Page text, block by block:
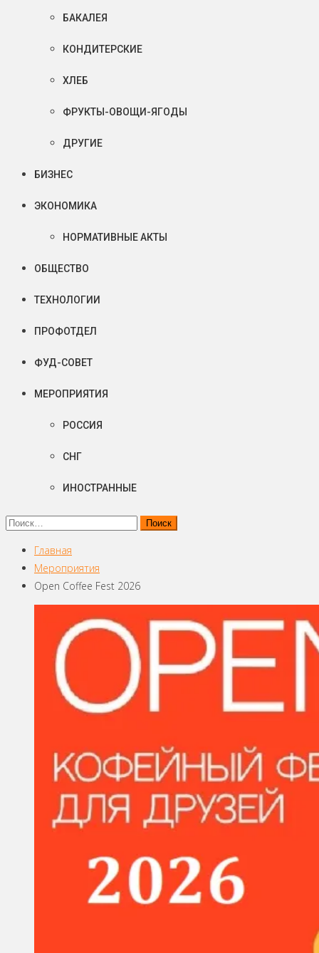
БАКАЛЕЯ
КОНДИТЕРСКИЕ
ХЛЕБ
ФРУКТЫ-ОВОЩИ-ЯГОДЫ
ДРУГИЕ
БИЗНЕС
ЭКОНОМИКА
НОРМАТИВНЫЕ АКТЫ
ОБЩЕСТВО
ТЕХНОЛОГИИ
ПРОФОТДЕЛ
ФУД-СОВЕТ
МЕРОПРИЯТИЯ
РОССИЯ
СНГ
ИНОСТРАННЫЕ
Найти:
Главная
Мероприятия
Open Coffee Fest 2026